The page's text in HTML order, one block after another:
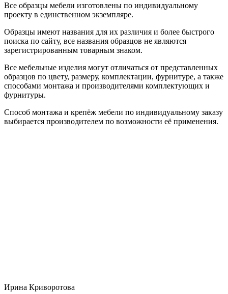
Все образцы мебели изготовлены по индивидуальному
проекту в единственном экземпляре.
Образцы имеют названия для их различия и более быстрого
поиска по сайту, все названия образцов не являются
зарегистрированным товарным знаком.
Все мебельные изделия могут отличаться от представленных
образцов по цвету, размеру, комплектации, фурнитуре, а также
способами монтажа и производителями комплектующих и
фурнитуры.
Способ монтажа и крепёж мебели по индивидуальному заказу
выбирается производителем по возможности её применения.
Ирина Криворотова